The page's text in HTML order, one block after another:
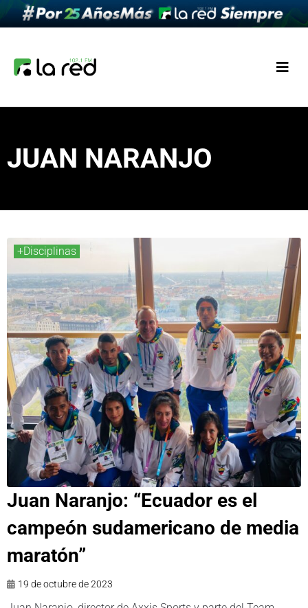
JUAN NARANJO
+Disciplinas
Juan Naranjo: “Ecuador es el
campeón sudamericano de media
maratón”
19 de octubre de 2023